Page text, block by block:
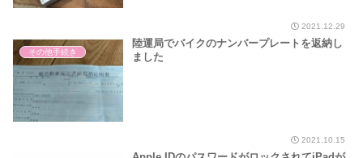
2021.12.29
その他手続き
陸運局でバイクのナンバープレートを返納し
ました
2021.10.15